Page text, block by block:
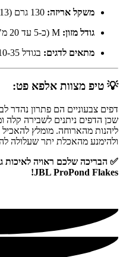
משקל אריזה:
גודל מזון:
מתאים לדגים: בגודל 10-35 ס"מ.
💡 טיפ מצוות אלפא פט:
דפים צבעוניים הם פתרון נהדר
שכן הדפים ניתנים לשבירה קלה
ליהנות מהארוחה. מומלץ
ולהימנע מהאכלת יתר שעלולה
✅ הבריכה שלכם ראויה לאיכות
JBL ProPond Flakes!